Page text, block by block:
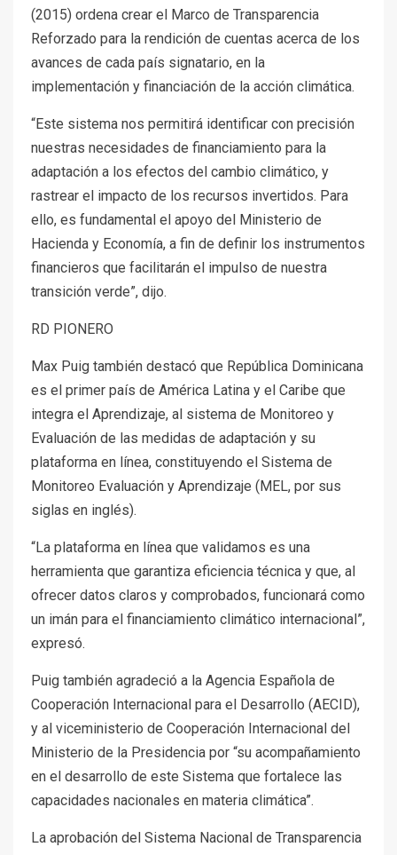
(2015) ordena crear el Marco de Transparencia
Reforzado para la rendición de cuentas acerca de los
avances de cada país signatario, en la
implementación y financiación de la acción climática.
“Este sistema nos permitirá identificar con precisión
nuestras necesidades de financiamiento para la
adaptación a los efectos del cambio climático, y
rastrear el impacto de los recursos invertidos. Para
ello, es fundamental el apoyo del Ministerio de
Hacienda y Economía, a fin de definir los instrumentos
financieros que facilitarán el impulso de nuestra
transición verde”, dijo.
RD PIONERO
Max Puig también destacó que República Dominicana
es el primer país de América Latina y el Caribe que
integra el Aprendizaje, al sistema de Monitoreo y
Evaluación de las medidas de adaptación y su
plataforma en línea, constituyendo el Sistema de
Monitoreo Evaluación y Aprendizaje (MEL, por sus
siglas en inglés).
“La plataforma en línea que validamos es una
herramienta que garantiza eficiencia técnica y que, al
ofrecer datos claros y comprobados, funcionará como
un imán para el financiamiento climático internacional”,
expresó.
Puig también agradeció a la Agencia Española de
Cooperación Internacional para el Desarrollo (AECID),
y al viceministerio de Cooperación Internacional del
Ministerio de la Presidencia por “su acompañamiento
en el desarrollo de este Sistema que fortalece las
capacidades nacionales en materia climática”.
La aprobación del Sistema Nacional de Transparencia